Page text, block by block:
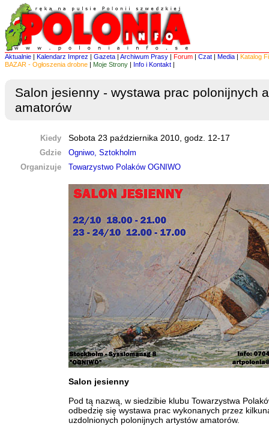
Aktualnie | Kalendarz Imprez | Gazeta | Archiwum Prasy | Forum | Czat | Media | Katalog
BAZAR - Ogłoszenia drobne | Moje Strony | Info i Kontakt |
Salon jesienny - wystawa prac polonijnych
amatorów
Kiedy
Sobota 23 października 2010, godz. 12-17
Gdzie
Ogniwo, Sztokholm
Organizuje
Towarzystwo Polaków OGNIWO
Salon jesienny
Pod tą nazwą, w siedzibie klubu Towarzystwa
odbedzię się wystawa prac wykonanych przez
uzdolnionych polonijnych artystów amatorów.